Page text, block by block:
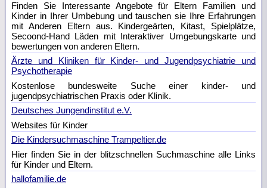
Finden Sie Interessante Angebote für Eltern Familien und
Kinder in Ihrer Umbebung und tauschen sie Ihre Erfahrungen
mit Anderen Eltern aus. Kindergeärten, Kitast, Spielplätze,
Secoond-Hand Läden mit Interaktiver Umgebungskarte und
bewertungen von anderen Eltern.
Ärzte und Kliniken für Kinder- und Jugendpsychiatrie und
Psychotherapie
Kostenlose bundesweite Suche einer kinder- und
jugendpsychiatrischen Praxis oder Klinik.
Deutsches Jungendinstitut e.V.
Websites für Kinder
Die Kindersuchmaschine Trampeltier.de
Hier finden Sie in der blitzschnellen Suchmaschine alle Links
für Kinder und Eltern.
hallofamilie.de